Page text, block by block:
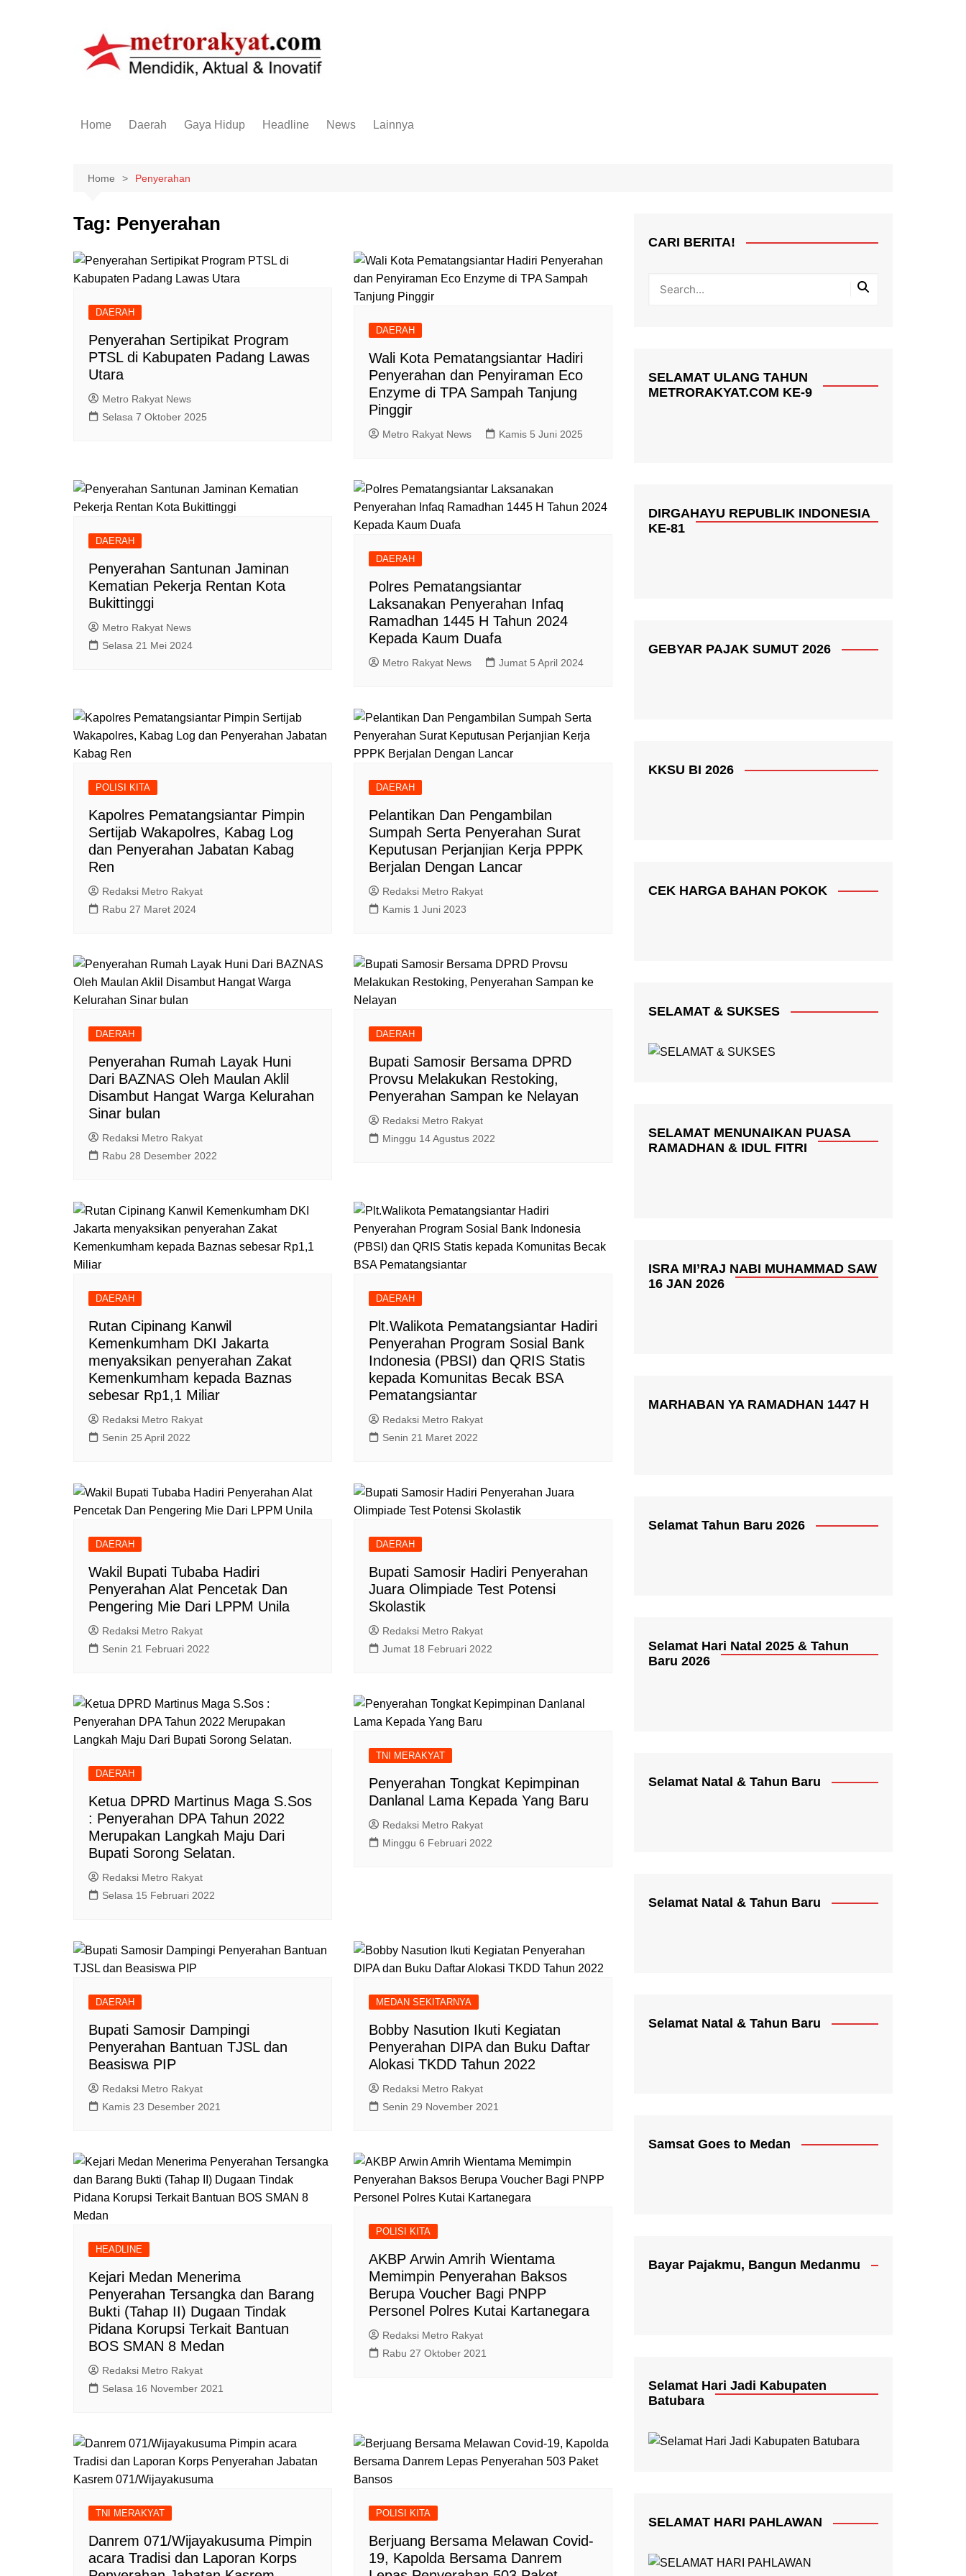
Home Daerah Gaya Hidup
Hiburan
Olahraga
Sosial & Budaya
Headline News
Megapolitan
Nasional
Ormas
Peristiwa
TNI Merakyat
Lainnya
Sumut
Tokoh
Wisata
Home Penyerahan
Tag: Penyerahan
DAERAH
Penyerahan Sertipikat Program
PTSL di Kabupaten Padang Lawas
Utara
Metro Rakyat News
Selasa 7 Oktober 2025
DAERAH
Wali Kota Pematangsiantar Hadiri
Penyerahan dan Penyiraman Eco
Enzyme di TPA Sampah Tanjung
Pinggir
Metro Rakyat News Kamis 5 Juni 2025
DAERAH
Penyerahan Santunan Jaminan
Kematian Pekerja Rentan Kota
Bukittinggi
Metro Rakyat News
Selasa 21 Mei 2024
DAERAH
Polres Pematangsiantar
Laksanakan Penyerahan Infaq
Ramadhan 1445 H Tahun 2024
Kepada Kaum Duafa
Metro Rakyat News Jumat 5 April 2024
POLISI KITA
Kapolres Pematangsiantar Pimpin
Sertijab Wakapolres, Kabag Log
dan Penyerahan Jabatan Kabag
Ren
Redaksi Metro Rakyat
Rabu 27 Maret 2024
DAERAH
Pelantikan Dan Pengambilan
Sumpah Serta Penyerahan Surat
Keputusan Perjanjian Kerja PPPK
Berjalan Dengan Lancar
Redaksi Metro Rakyat
Kamis 1 Juni 2023
DAERAH
Penyerahan Rumah Layak Huni
Dari BAZNAS Oleh Maulan Aklil
Disambut Hangat Warga Kelurahan
Sinar bulan
Redaksi Metro Rakyat
Rabu 28 Desember 2022
DAERAH
Bupati Samosir Bersama DPRD
Provsu Melakukan Restoking,
Penyerahan Sampan ke Nelayan
Redaksi Metro Rakyat
Minggu 14 Agustus 2022
DAERAH
Rutan Cipinang Kanwil
Kemenkumham DKI Jakarta
menyaksikan penyerahan Zakat
Kemenkumham kepada Baznas
sebesar Rp1,1 Miliar
Redaksi Metro Rakyat
Senin 25 April 2022
DAERAH
Plt.Walikota Pematangsiantar Hadiri
Penyerahan Program Sosial Bank
Indonesia (PBSI) dan QRIS Statis
kepada Komunitas Becak BSA
Pematangsiantar
Redaksi Metro Rakyat
Senin 21 Maret 2022
DAERAH
Wakil Bupati Tubaba Hadiri
Penyerahan Alat Pencetak Dan
Pengering Mie Dari LPPM Unila
Redaksi Metro Rakyat
Senin 21 Februari 2022
DAERAH
Bupati Samosir Hadiri Penyerahan
Juara Olimpiade Test Potensi
Skolastik
Redaksi Metro Rakyat
Jumat 18 Februari 2022
DAERAH
Ketua DPRD Martinus Maga S.Sos
: Penyerahan DPA Tahun 2022
Merupakan Langkah Maju Dari
Bupati Sorong Selatan.
Redaksi Metro Rakyat
Selasa 15 Februari 2022
TNI MERAKYAT
Penyerahan Tongkat Kepimpinan
Danlanal Lama Kepada Yang Baru
Redaksi Metro Rakyat
Minggu 6 Februari 2022
DAERAH
Bupati Samosir Dampingi
Penyerahan Bantuan TJSL dan
Beasiswa PIP
Redaksi Metro Rakyat
Kamis 23 Desember 2021
MEDAN SEKITARNYA
Bobby Nasution Ikuti Kegiatan
Penyerahan DIPA dan Buku Daftar
Alokasi TKDD Tahun 2022
Redaksi Metro Rakyat
Senin 29 November 2021
HEADLINE
Kejari Medan Menerima
Penyerahan Tersangka dan Barang
Bukti (Tahap II) Dugaan Tindak
Pidana Korupsi Terkait Bantuan
BOS SMAN 8 Medan
Redaksi Metro Rakyat
Selasa 16 November 2021
POLISI KITA
AKBP Arwin Amrih Wientama
Memimpin Penyerahan Baksos
Berupa Voucher Bagi PNPP
Personel Polres Kutai Kartanegara
Redaksi Metro Rakyat
Rabu 27 Oktober 2021
TNI MERAKYAT
Danrem 071/Wijayakusuma Pimpin
acara Tradisi dan Laporan Korps
POLISI KITA
Berjuang Bersama Melawan Covid-
19, Kapolda Bersama Danrem
CARI BERITA!
SELAMAT ULANG TAHUN
METRORAKYAT.COM KE-9
DIRGAHAYU REPUBLIK INDONESIA
KE-81
GEBYAR PAJAK SUMUT 2026
KKSU BI 2026
CEK HARGA BAHAN POKOK
SELAMAT & SUKSES
SELAMAT MENUNAIKAN PUASA
RAMADHAN & IDUL FITRI
ISRA MI’RAJ NABI MUHAMMAD SAW
16 JAN 2026
MARHABAN YA RAMADHAN 1447 H
Selamat Tahun Baru 2026
Selamat Hari Natal 2025 & Tahun
Baru 2026
Selamat Natal & Tahun Baru
Selamat Natal & Tahun Baru
Selamat Natal & Tahun Baru
Samsat Goes to Medan
Bayar Pajakmu, Bangun Medanmu
Selamat Hari Jadi Kabupaten
Batubara
SELAMAT HARI PAHLAWAN